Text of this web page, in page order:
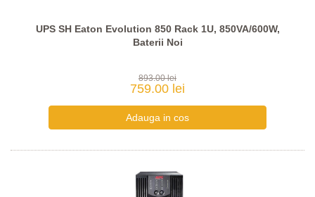
UPS SH Eaton Evolution 850 Rack 1U, 850VA/600W,
Baterii Noi
893.00 lei
759.00 lei